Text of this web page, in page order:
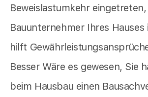
Beweislastumkehr
Bauunternehmer Ihres Hauses
hilft
Besser Wäre es gewesen, Sie
beim Hausbau einen